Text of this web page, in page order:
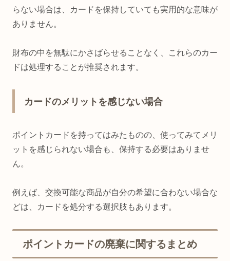
らない場合は、カードを保持していても実用的な意味が
ありません。
財布の中を無駄にかさばらせることなく、これらのカー
ドは処理することが推奨されます。
カードのメリットを感じない場合
ポイントカードを持ってはみたものの、使ってみてメリ
ットを感じられない場合も、保持する必要はありませ
ん。
例えば、交換可能な商品が自分の希望に合わない場合な
どは、カードを処分する選択肢もあります。
ポイントカードの廃棄に関するまとめ